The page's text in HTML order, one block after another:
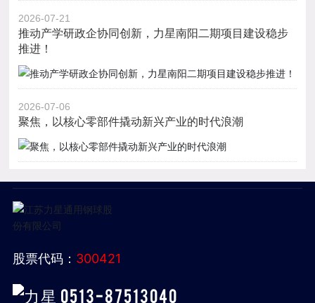
2026-07-21
推动产学研政企协同创新，力星南阳二期项目建设稳步
推进！
2026-07-06
聚焦，以核心零部件撬动新兴产业的时代浪潮
股票代码： 300421
0513-87513040